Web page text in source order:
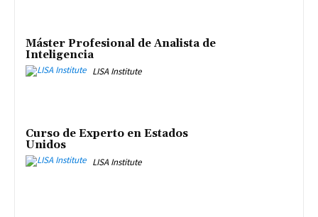
Máster Profesional de Analista de
Inteligencia
LISA Institute
Curso de Experto en Estados
Unidos
LISA Institute